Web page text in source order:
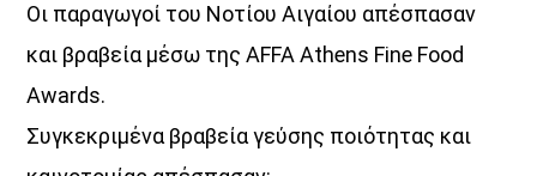
Οι παραγωγοί του Νοτίου Αιγαίου απέσπασαν
και βραβεία μέσω της AFFA Athens Fine Food
Awards.
Συγκεκριμένα βραβεία γεύσης ποιότητας και